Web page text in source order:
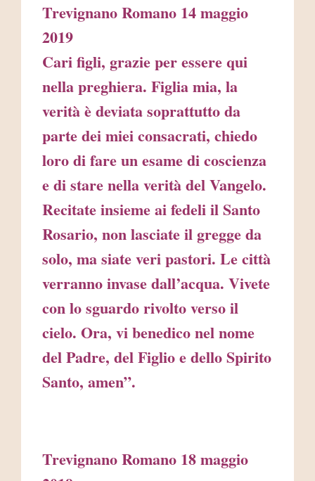
Trevignano Romano 14 maggio
2019
Cari figli, grazie per essere qui
nella preghiera. Figlia mia, la
verità è deviata soprattutto da
parte dei miei consacrati, chiedo
loro di fare un esame di coscienza
e di stare nella verità del Vangelo.
Recitate insieme ai fedeli il Santo
Rosario, non lasciate il gregge da
solo, ma siate veri pastori. Le città
verranno invase dall’acqua. Vivete
con lo sguardo rivolto verso il
cielo. Ora, vi benedico nel nome
del Padre, del Figlio e dello Spirito
Santo, amen”.
Trevignano Romano 18 maggio